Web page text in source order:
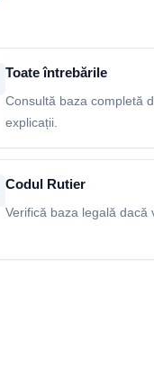
Toate întrebările
Consultă baza completă
explicații.
Codul Rutier
Verifică baza legală dacă